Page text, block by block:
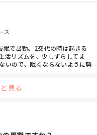
ス
で出勤。2交代の時は起きる
活リズムを、少しずらしてま
いので、眠くならないように努
見る